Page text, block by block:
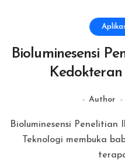
Bioluminesensi
Author
Bioluminesensi Penelitian Ilmiah dalam Kedokteran dan
Teknologi membuka